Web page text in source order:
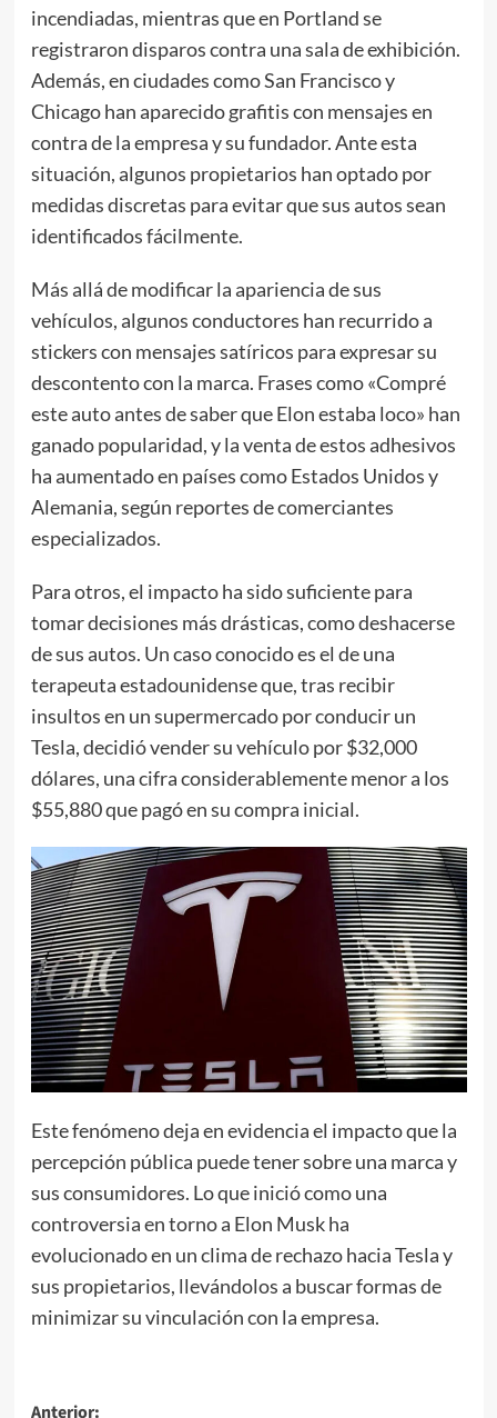
incendiadas, mientras que en Portland se
registraron disparos contra una sala de exhibición.
Además, en ciudades como San Francisco y
Chicago han aparecido grafitis con mensajes en
contra de la empresa y su fundador. Ante esta
situación, algunos propietarios han optado por
medidas discretas para evitar que sus autos sean
identificados fácilmente.
Más allá de modificar la apariencia de sus
vehículos, algunos conductores han recurrido a
stickers con mensajes satíricos para expresar su
descontento con la marca. Frases como «Compré
este auto antes de saber que Elon estaba loco» han
ganado popularidad, y la venta de estos adhesivos
ha aumentado en países como Estados Unidos y
Alemania, según reportes de comerciantes
especializados.
Para otros, el impacto ha sido suficiente para
tomar decisiones más drásticas, como deshacerse
de sus autos. Un caso conocido es el de una
terapeuta estadounidense que, tras recibir
insultos en un supermercado por conducir un
Tesla, decidió vender su vehículo por $32,000
dólares, una cifra considerablemente menor a los
$55,880 que pagó en su compra inicial.
Este fenómeno deja en evidencia el impacto que la
percepción pública puede tener sobre una marca y
sus consumidores. Lo que inició como una
controversia en torno a Elon Musk ha
evolucionado en un clima de rechazo hacia Tesla y
sus propietarios, llevándolos a buscar formas de
minimizar su vinculación con la empresa.
Anterior: